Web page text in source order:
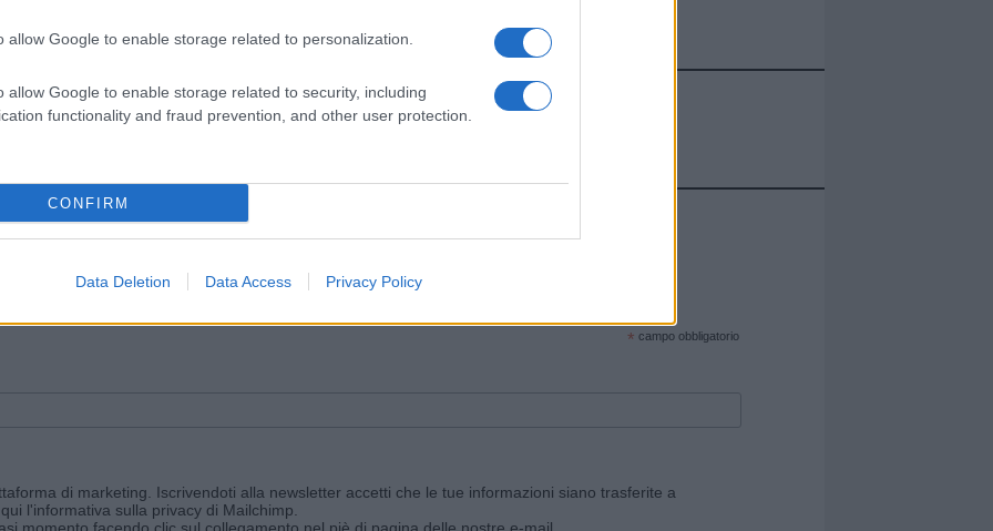
allow Google to enable storage related to personalization.
allow Google to enable storage related to security, including
functionality and fraud prevention, and other user protection.
CONFIRM
Data Deletion Data Access Privacy Policy
Invia un Comunicato Stampa|Pubblicità|Segnala
e ricevi le nostre email periodiche contenenti le ultime notizie pubblicate sul sito web!
* campo obbligatorio
di marketing. Iscrivendoti alla newsletter accetti che le tue informazioni siano trasferite a
l'informativa sulla privacy di Mailchimp
momento facendo clic sul collegamento nel piè di pagina delle nostre e-mail.